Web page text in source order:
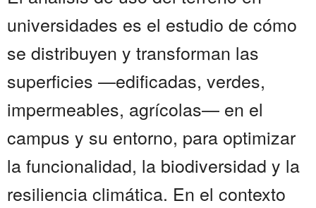
universidades es el estudio de cómo
se distribuyen y transforman las
superficies —edificadas, verdes,
impermeables, agrícolas— en el
campus y su entorno, para optimizar
la funcionalidad, la biodiversidad y la
resiliencia climática. En el contexto